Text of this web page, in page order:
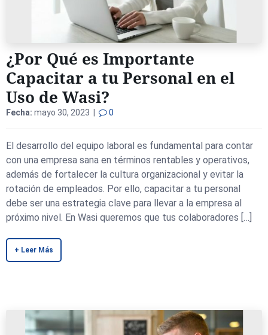
¿Por Qué es Importante
Capacitar a tu Personal en el
Uso de Wasi?
Fecha: mayo 30, 2023 | 0
El desarrollo del equipo laboral es fundamental para contar
con una empresa sana en términos rentables y operativos,
además de fortalecer la cultura organizacional y evitar la
rotación de empleados. Por ello, capacitar a tu personal
debe ser una estrategia clave para llevar a la empresa al
próximo nivel. En Wasi queremos que tus colaboradores […]
+ Leer Más